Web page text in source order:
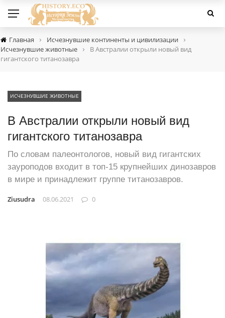
Главная › Исчезнувшие континенты и цивилизации ›
Исчезнувшие животные ›
В Австралии открыли новый вид
гигантского титанозавра
ИСЧЕЗНУВШИЕ ЖИВОТНЫЕ
В Австралии открыли новый вид
гигантского титанозавра
По словам палеонтологов, новый вид гигантских
зауроподов входит в топ-15 крупнейших динозавров
в мире и принадлежит группе титанозавров.
Ziusudra 08.06.2021 0